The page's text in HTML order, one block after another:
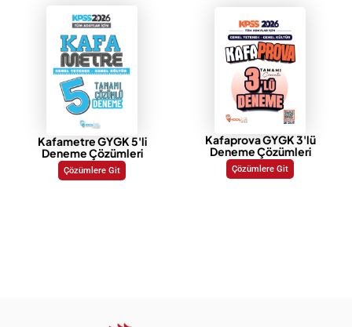
Kafametre GYGK 5'li
Deneme Çözümleri
Çözümlere Git
Kafaprova GYGK 3'lü
Deneme Çözümleri
Çözümlere Git